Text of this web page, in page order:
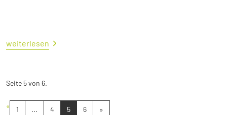
weiterlesen
Seite 5 von 6.
« 1 ... 4 5 6 »